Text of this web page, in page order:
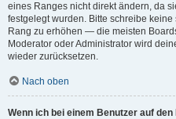
eines Ranges nicht direkt ändern, da
festgelegt wurden. Bitte schreibe
Rang zu erhöhen — die meisten
Moderator oder Administrator wird
wieder zurücksetzen.
Nach oben
Wenn ich bei einem Benutzer auf